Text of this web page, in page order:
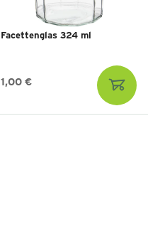
Facettenglas 324 ml
1,00 €